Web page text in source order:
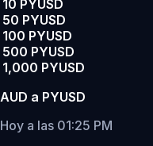
10 PYUSD
50 PYUSD
100 PYUSD
500 PYUSD
1,000 PYUSD
AUD a PYUSD
Hoy a las 01:25 PM